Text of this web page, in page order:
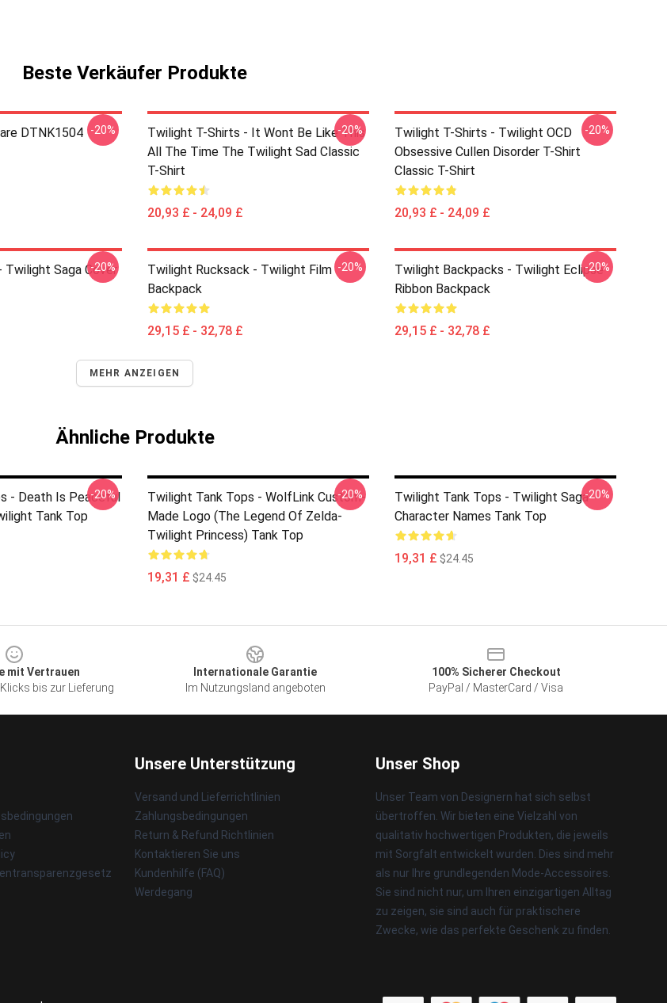
Beste Verkäufer Produkte
DTNK1504
-20%
Twilight T-Shirts - It Wont Be Like This
All The Time The Twilight Sad Classic
T-Shirt
20,93 £ - 24,09 £
-20%
Twilight T-Shirts - Twilight OCD
Obsessive Cullen Disorder T-Shirt
Classic T-Shirt
20,93 £ - 24,09 £
-20%
Saga Cover
-20%
Twilight Rucksack - Twilight Film
Backpack
29,15 £ - 32,78 £
-20%
Twilight Backpacks - Twilight Eclipse
Ribbon Backpack
29,15 £ - 32,78 £
-20%
MEHR ANZEIGEN
Ähnliche Produkte
- Death Is Peaceful
Tank Top
-20%
Twilight Tank Tops - WolfLink Custom-
Made Logo (The Legend Of Zelda-
Twilight Princess) Tank Top
19,31 £ $24.45
-20%
Twilight Tank Tops - Twilight Saga
Character Names Tank Top
19,31 £ $24.45
-20%
mit Vertrauen
bis zur Lieferung
Internationale Garantie
Im Nutzungsland angeboten
100% Sicherer Checkout
PayPal / MasterCard / Visa
Unsere Unterstützung
Versand und Lieferrichtlinien
Zahlungsbedingungen
Return & Refund Richtlinien
Kontaktieren Sie uns
Kundenhilfe (FAQ)
Werdegang
Unser Shop
Unser Team von Designern hat sich selbst
übertroffen. Wir bieten eine Vielzahl von
qualitativ hochwertigen Produkten, die jeweils
mit Sorgfalt entwickelt wurden. Dies sind mehr
als nur Ihre grundlegenden Mode-Accessoires.
Sie sind nicht nur, um Ihren einzigartigen Alltag
zu zeigen, sie sind auch für praktischere
Zwecke, wie das perfekte Geschenk zu finden.